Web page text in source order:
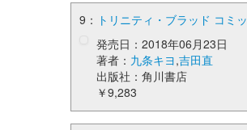
9： トリニティ・ブラッド コミ
発売日：2018年06月23日
著者： 九条キヨ,吉田直
出版社：角川書店
￥9,283